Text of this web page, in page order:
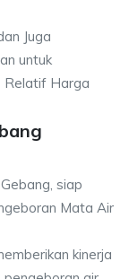
Juga
untuk
Relatif Harga
siap
Mata Air
kinerja